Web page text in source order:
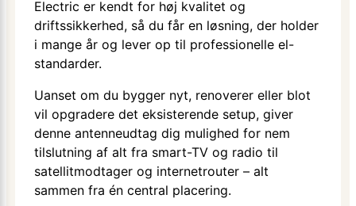
Electric er kendt for høj kvalitet og
driftssikkerhed, så du får en løsning, der holder
i mange år og lever op til professionelle el-
standarder.
Uanset om du bygger nyt, renoverer eller blot
vil opgradere det eksisterende setup, giver
denne antenneudtag dig mulighed for nem
tilslutning af alt fra smart-TV og radio til
satellitmodtager og internetrouter – alt
sammen fra én central placering.